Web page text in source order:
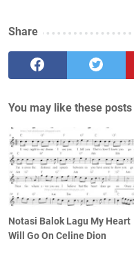
Share
You may like these posts
Notasi Balok Lagu My Heart
Will Go On Celine Dion